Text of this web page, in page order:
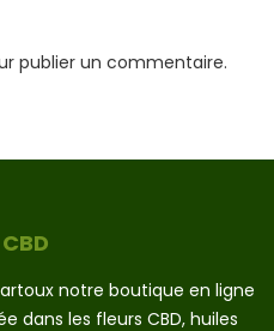
publier un commentaire.
notre boutique en ligne
dans les fleurs CBD, huiles